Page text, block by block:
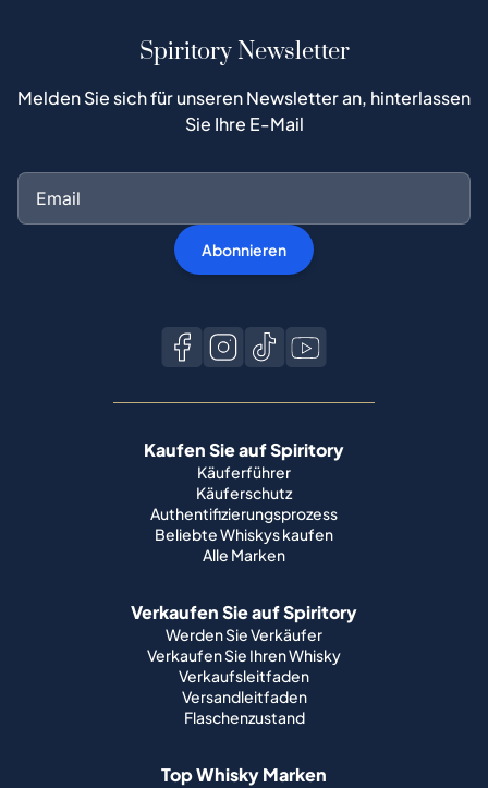
Spiritory Newsletter
Melden Sie sich für unseren Newsletter an, hinterlassen
Sie Ihre E-Mail
Abonnieren
Kaufen Sie auf Spiritory
Käuferführer
Käuferschutz
Authentifizierungsprozess
Beliebte Whiskys kaufen
Alle Marken
Verkaufen Sie auf Spiritory
Werden Sie Verkäufer
Verkaufen Sie Ihren Whisky
Verkaufsleitfaden
Versandleitfaden
Flaschenzustand
Top Whisky Marken